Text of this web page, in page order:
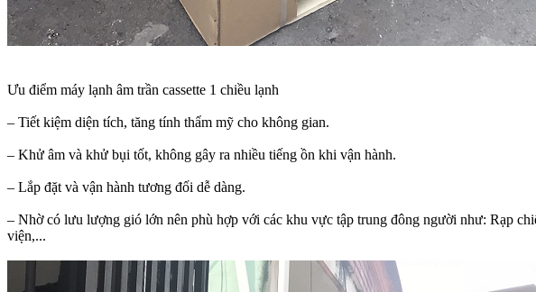
Ưu điểm máy lạnh âm trần cassette 1 chiều lạnh
– Tiết kiệm diện tích, tăng tính thẩm mỹ cho không gian.
– Khử âm và khử bụi tốt, không gây ra nhiều tiếng ồn khi vận hành.
– Lắp đặt và vận hành tương đối dễ dàng.
– Nhờ có lưu lượng gió lớn nên phù hợp với các khu vực tập trung đông người như: Rạp
viện,...